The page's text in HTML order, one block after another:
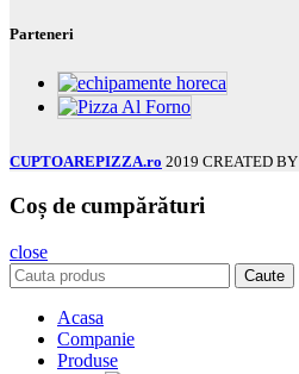
Parteneri
CUPTOAREPIZZA.ro 2019 CREATED BY
Coș de cumpărături
close
Caute
Acasa
Companie
Produse